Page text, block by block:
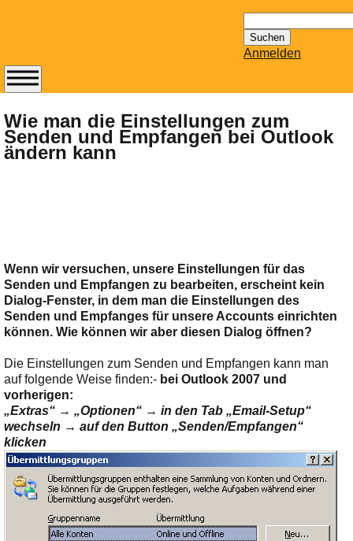
nach:
Anmelden
Wie man die Einstellungen zum
Senden und Empfangen bei Outlook
ändern kann
Wenn wir versuchen, unsere Einstellungen für das
Senden und Empfangen zu bearbeiten, erscheint kein
Dialog-Fenster, in dem man die Einstellungen des
Senden und Empfanges für unsere Accounts einrichten
können. Wie können wir aber diesen Dialog öffnen?
Die Einstellungen zum Senden und Empfangen kann man
auf folgende Weise finden:- bei Outlook 2007 und
vorherigen:
„Extras“ → „Optionen“ → in den Tab „Email-Setup“
wechseln → auf den Button „Senden/Empfangen“
klicken
Abonnieren Sie den
14-tägig
erscheinenden
Newsletter von
bereithält!
Wie z.B. Outlook,
GMail, Thunderbird
oder auch
KuNoMail, usw.
Ihre E-Mail
Adresse:
E-Mail
E-Mail bestätigen